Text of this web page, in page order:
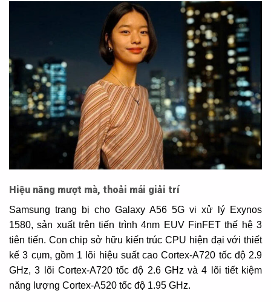
Hiệu năng mượt mà, thoải mái giải trí
Samsung trang bị cho Galaxy A56 5G vi xử lý Exynos
1580, sản xuất trên tiến trình 4nm EUV FinFET thế hệ 3
tiên tiến. Con chip sở hữu kiến trúc CPU hiện đại với thiết
kế 3 cụm, gồm 1 lõi hiệu suất cao Cortex-A720 tốc độ 2.9
GHz, 3 lõi Cortex-A720 tốc độ 2.6 GHz và 4 lõi tiết kiệm
năng lượng Cortex-A520 tốc độ 1.95 GHz.